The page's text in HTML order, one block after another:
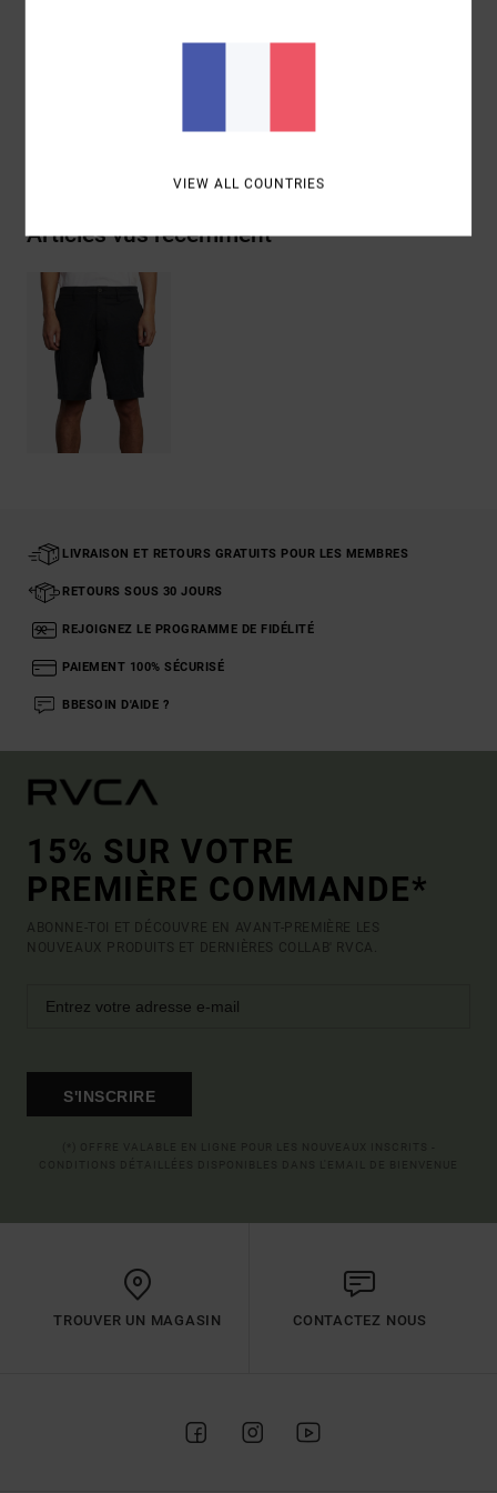
Articles vus récemment
LIVRAISON ET RETOURS GRATUITS POUR LES MEMBRES
RETOURS SOUS 30 JOURS
REJOIGNEZ LE PROGRAMME DE FIDÉLITÉ
PAIEMENT 100% SÉCURISÉ
BBESOIN D'AIDE ?
15% SUR VOTRE
PREMIÈRE COMMANDE*
ABONNE-TOI ET DÉCOUVRE EN AVANT-PREMIÈRE LES
NOUVEAUX PRODUITS ET DERNIÈRES COLLAB' RVCA.
S'INSCRIRE
TROUVER UN MAGASIN CONTACTEZ NOUS
VIEW ALL COUNTRIES